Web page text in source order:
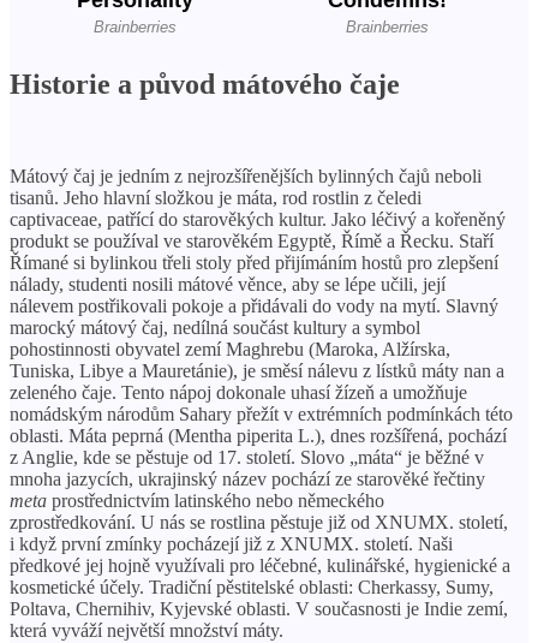
Historie a původ mátového čaje
Mátový čaj je jedním z nejrozšířenějších bylinných čajů neboli
tisanů. Jeho hlavní složkou je máta, rod rostlin z čeledi
captivaceae, patřící do starověkých kultur. Jako léčivý a kořeněný
produkt se používal ve starověkém Egyptě, Římě a Řecku. Staří
Římané si bylinkou třeli stoly před přijímáním hostů pro zlepšení
nálady, studenti nosili mátové věnce, aby se lépe učili, její
nálevem postřikovali pokoje a přidávali do vody na mytí. Slavný
marocký mátový čaj, nedílná součást kultury a symbol
pohostinnosti obyvatel zemí Maghrebu (Maroka, Alžírska,
Tuniska, Libye a Mauretánie), je směsí nálevu z lístků máty nan a
zeleného čaje. Tento nápoj dokonale uhasí žízeň a umožňuje
nomádským národům Sahary přežít v extrémních podmínkách této
oblasti. Máta peprná (Mentha piperita L.), dnes rozšířená, pochází
z Anglie, kde se pěstuje od 17. století. Slovo „máta“ je běžné v
mnoha jazycích, ukrajinský název pochází ze starověké řečtiny
meta prostřednictvím latinského nebo německého
zprostředkování. U nás se rostlina pěstuje již od XNUMX. století,
i když první zmínky pocházejí již z XNUMX. století. Naši
předkové jej hojně využívali pro léčebné, kulinářské, hygienické a
kosmetické účely. Tradiční pěstitelské oblasti: Cherkassy, ​​​​Sumy,
Poltava, Chernihiv, Kyjevské oblasti. V současnosti je Indie zemí,
která vyváží největší množství máty.